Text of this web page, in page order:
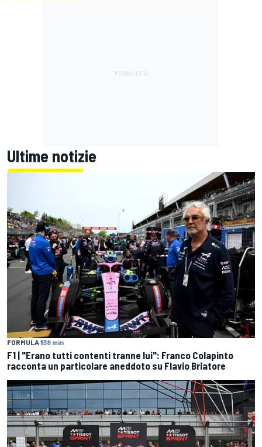
Ultime notizie
FORMULA 138 min
F1 | "Erano tutti contenti tranne lui": Franco Colapinto
racconta un particolare aneddoto su Flavio Briatore